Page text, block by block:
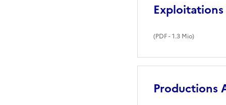
Exploitations
(PDF- 1.3 Mio)
Productions